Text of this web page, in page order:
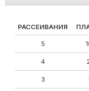
РАССЕИВАНИЯ
5
4
3